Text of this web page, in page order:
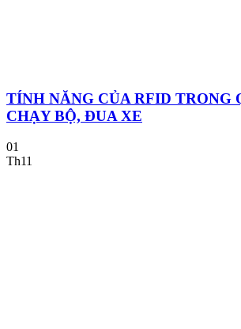
TÍNH NĂNG CỦA RFID TRONG
CHẠY BỘ, ĐUA XE
01
Th11